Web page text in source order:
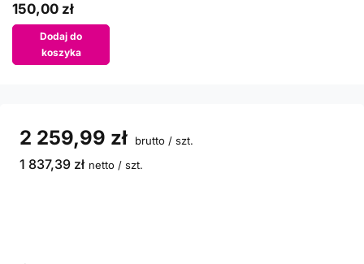
150,00 zł
Dodaj do
koszyka
2 259,99 zł brutto / szt.
1 837,39 zł netto / szt.